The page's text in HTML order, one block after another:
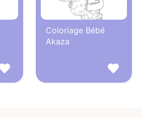
Coloriage Bébé
Akaza